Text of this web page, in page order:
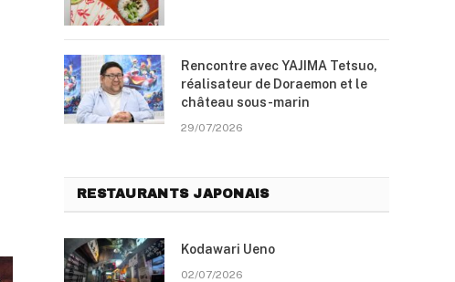
Rencontre avec YAJIMA Tetsuo,
réalisateur de Doraemon et le
château sous-marin
29/07/2026
RESTAURANTS JAPONAIS
Kodawari Ueno
02/07/2026